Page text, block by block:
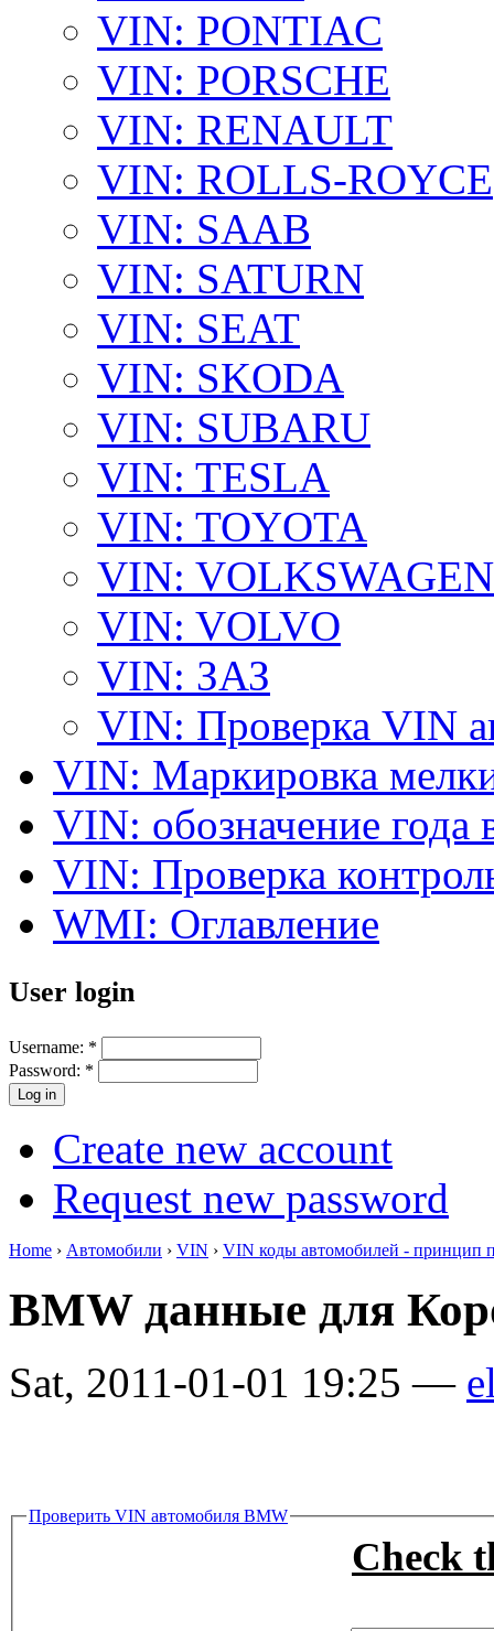
VIN: PONTIAC
VIN: PORSCHE
VIN: RENAULT
VIN: ROLLS-ROYCE
VIN: SAAB
VIN: SATURN
VIN: SEAT
VIN: SKODA
VIN: SUBARU
VIN: TESLA
VIN: TOYOTA
VIN: VOLKSWAGEN
VIN: VOLVO
VIN: ЗАЗ
VIN: Проверка VIN
VIN: Маркировка
VIN: обозначение года
VIN: Проверка
WMI: Оглавление
User login
Username: *
Password: *
Create new account
Request new password
Home › Автомобили › VIN › VIN коды автомобилей - принцип
BMW данные для
Sat, 2011-01-01 19:25 —
Проверить VIN автомобиля BMW
Check